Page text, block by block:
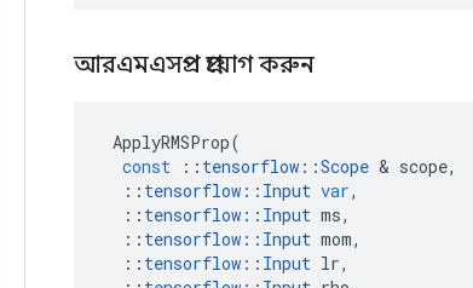
আরএমএসপ্রপ প্রয়োগ করুন
ApplyRMSProp(
const
:: tensorflow ::Scope & scope,
:: tensorflow :: Input var,
:: tensorflow :: Input ms,
:: tensorflow :: Input mom,
:: tensorflow :: Input lr,